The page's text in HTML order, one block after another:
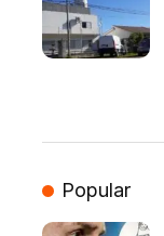
Popular